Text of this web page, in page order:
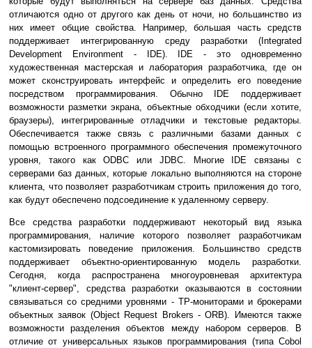
отличаются одно от другого как день от ночи, но большинство из
них имеет общие свойства. Например, большая часть средств
поддерживает интегрированную среду разработки (Integrated
Development Environment - IDE). IDE - это одновременно
художественная мастерская и лаборатория разработчика, где он
может сконструировать интерфейс и определить его поведение
посредством программирования. Обычно IDE поддерживает
возможности разметки экрана, объектные обходчики (если хотите,
браузеры), интегрированные отладчики и текстовые редакторы.
Обеспечивается также связь с различными базами данных с
помощью встроенного программного обеспечения промежуточного
уровня, такого как ODBC или JDBC. Многие IDE связаны с
серверами баз данных, которые локально выполняются на стороне
клиента, что позволяет разработчикам строить приложения до того,
как будут обеспечено подсоединение к удаленному серверу.
Все средства разработки поддерживают некоторый вид языка
программирования, наличие которого позволяет разработчикам
кастомизировать поведение приложения. Большинство средств
поддерживает объектно-ориентированную модель разработки.
Сегодня, когда распространена многоуровневая архитектура
"клиент-сервер", средства разработки оказываются в состоянии
связываться со средними уровнями - TP-мониторами и брокерами
объектных заявок (Object Request Brokers - ORB). Имеются также
возможности разделения объектов между набором серверов. В
отличие от универсальных языков программирования (типа Cobol